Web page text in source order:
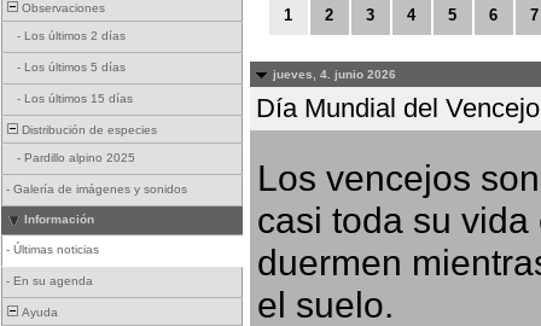
Observaciones
- Los últimos 2 días
- Los últimos 5 días
- Los últimos 15 días
Distribución de especies
- Pardillo alpino 2025
- Galería de imágenes y sonidos
Información
- Últimas noticias
- En su agenda
Ayuda
1 2 3 4 5 6 7
jueves, 4. junio 2026
Día Mundial del
Los vencejos
casi toda su
duermen
el suelo.